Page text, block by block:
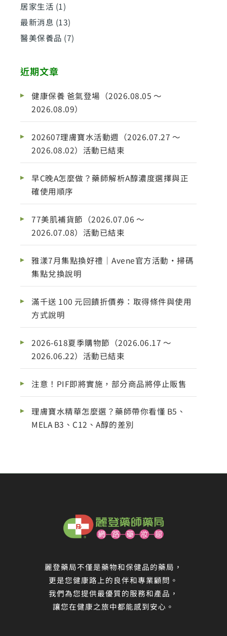
居家生活 (1)
最新消息 (13)
醫美保養品 (7)
近期文章
健康保養 爸氣登場（2026.08.05 ～
2026.08.09）
202607理膚寶水活動週（2026.07.27 ～
2026.08.02）活動已結束
早C晚A怎麼做？藥師解析A醇濃度選擇與正
確使用順序
77美肌補貨節（2026.07.06 ～
2026.07.08）活動已結束
雅漾7月集點換好禮｜Avene官方活動・掃碼
集點兌換說明
滿千送 100 元回饋折價券：取得條件與使用
方式說明
2026-618夏季購物節（2026.06.17 ～
2026.06.22）活動已結束
注意！PIF即將實施，部分商品將停止販售
理膚寶水精華怎麼選？藥師帶你看懂 B5、
MELA B3、C12、A醇的差別
麗登藥局不僅是藥物和保健品的藥局，
更是您健康路上的良伴和專業顧問。
我們為您提供最優質的服務和產品，
讓您在健康之旅中都能感到安心。